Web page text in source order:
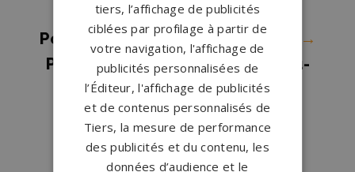
Pompes funèbres Provins
Pompes funèbres Roissy-en-Brie
→
Pompes funèbres Saint-Fargeau-
Ponthierry →
Pompes funèbres Serris→
Pompes funèbres Tournan-en-
Brie→
tiers, l’affichage de publicités
ciblées par profilage à partir de
votre navigation, l'affichage de
publicités personnalisées de
l’Éditeur, l'affichage de publicités
et de contenus personnalisés de
Tiers, la mesure de performance
des publicités et du contenu, les
données d’audience et le